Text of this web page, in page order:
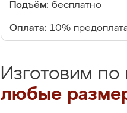
Подъём: бесплатно
Оплата: 10%
Изготовим по
любые